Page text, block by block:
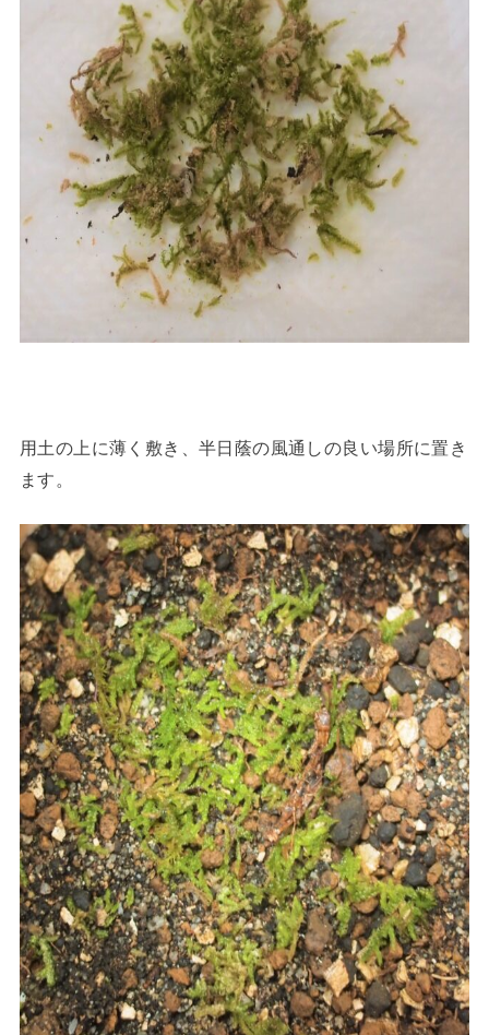
用土の上に薄く敷き、半日蔭の風通しの良い場所に置き
ます。